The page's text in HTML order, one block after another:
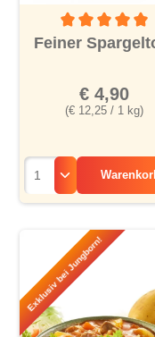
Feiner
(€ 12,25 / 1 kg)
€ 4,90
Exklusiv bei Jungborn!